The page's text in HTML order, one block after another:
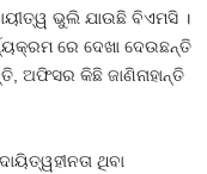
ଭୁଲି ଯାଉଛି ବିଏମସି ।
ରେ ଦେଖା ଦେଉଛନ୍ତି
ଅଫିସର କିଛି ଜାଣିନାହାନ୍ତି
ଥିବା